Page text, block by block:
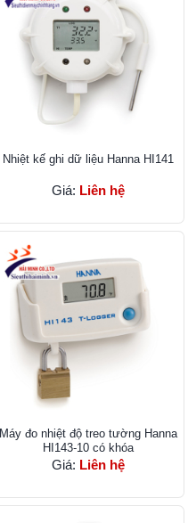
Nhiệt kế ghi dữ liệu Hanna HI141
Giá: Liên hệ
Máy đo nhiệt độ treo tường Hanna
HI143-10 có khóa
Giá: Liên hệ